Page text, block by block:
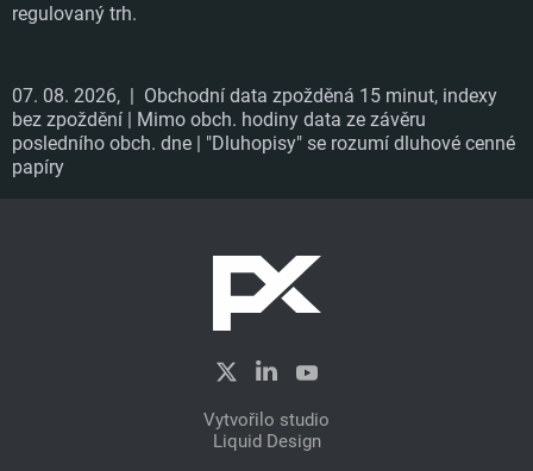
regulovaný trh.
07. 08. 2026, | Obchodní data zpožděná 15 minut, indexy
bez zpoždění | Mimo obch. hodiny data ze závěru
posledního obch. dne | "Dluhopisy" se rozumí dluhové cenné
papíry
Vytvořilo studio
Liquid Design